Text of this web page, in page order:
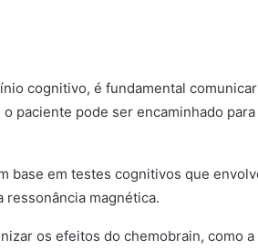
cognitivo, é fundamental
paciente pode ser encaminhado
base em testes cognitivos que
ressonância magnética.
os efeitos do chemobrain, como